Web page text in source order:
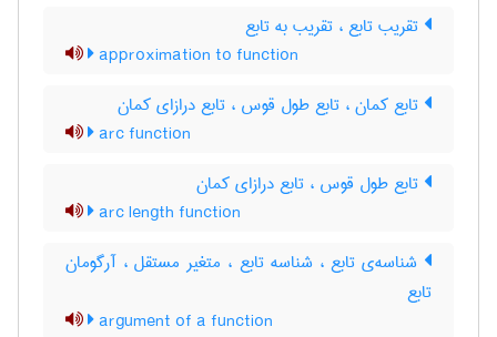
تقریب تابع ، تقریب به تابع
approximation to function
تابع کمان ، تابع طول قوس ، تابع درازای کمان
arc function
تابع طول قوس ، تابع درازای کمان
arc length function
شناسه‌ی تابع ، شناسه تابع ، متغیر مستقل ، آرگومان
تابع
argument of a function